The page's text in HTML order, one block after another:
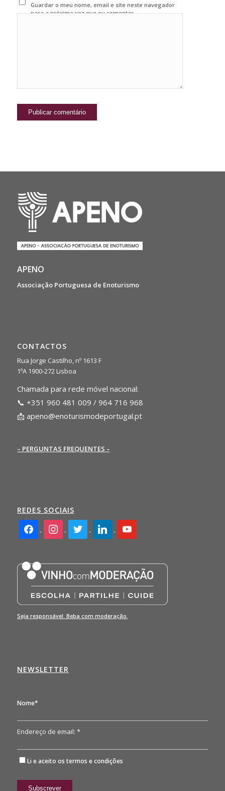
Guardar o meu nome, email e site neste navegador
para a próxima vez que eu comentar.
APENO
Associação Portuguesa de Enoturismo
CONTACTOS
Rua Jorge Castilho, nº 1613 F
1ºA 1900-272 Lisboa
Chamada para rede móvel nacional:
📞 +351 960 481 009 / 964 716 968
📩 apeno@enoturismodeportugal.pt
– PERGUNTAS FREQUENTES –
REDES SOCIAIS
facebook2instagramtwitter linkedin youtube
Seja responsável. Beba com moderação.
NEWSLETTER
Nome*
Endereço de email: *
Li e aceito os termos e condições